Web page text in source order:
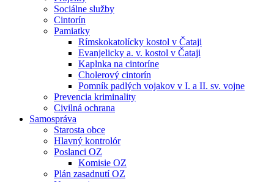
Sociálne služby
Cintorín
Pamiatky
Rímskokatolícky kostol v Čataji
Evanjelicky a. v. kostol v Čataji
Kaplnka na cintoríne
Cholerový cintorín
Pomník padlých vojakov v I. a II. sv. vojne
Prevencia kriminality
Civilná ochrana
Samospráva
Starosta obce
Hlavný kontrolór
Poslanci OZ
Komisie OZ
Plán zasadnutí OZ